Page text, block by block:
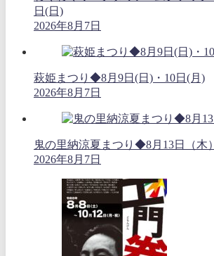
日(日)
2026年8月7日
萩姫まつり◆8月9日(日)・10日(月)
2026年8月7日
鬼の里納涼夏まつり◆8月13日（木）
2026年8月7日